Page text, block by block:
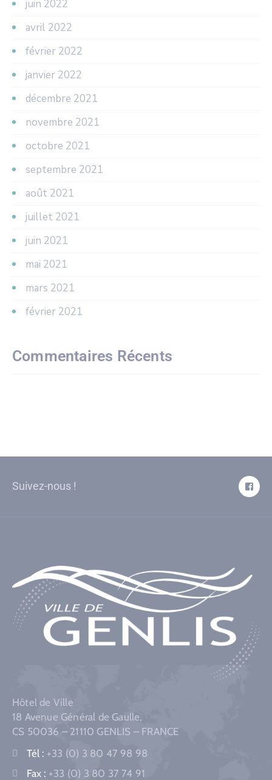
juin 2022
avril 2022
février 2022
janvier 2022
décembre 2021
novembre 2021
octobre 2021
septembre 2021
août 2021
juillet 2021
juin 2021
mai 2021
mars 2021
février 2021
Commentaires Récents
Suivez-nous !
Hôtel de Ville
18 Avenue Général de Gaulle,
CS 50036 – 21110 GENLIS – FRANCE
Tél : +33 (0) 3 80 47 98 98
Fax : +33 (0) 3 80 37 74 91